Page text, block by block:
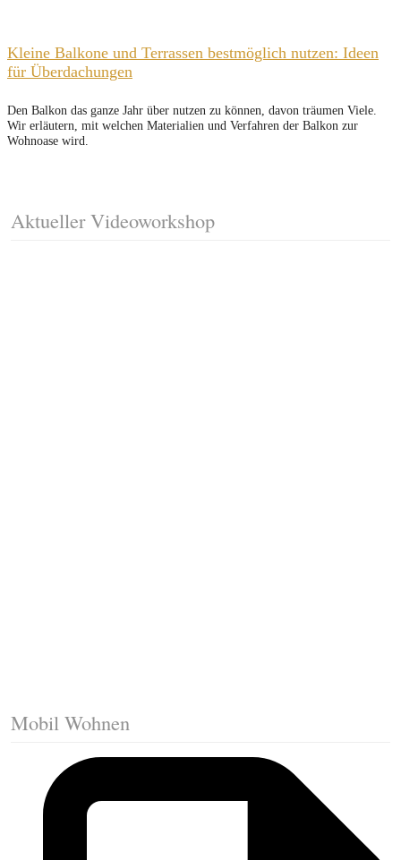
Kleine Balkone und Terrassen bestmöglich nutzen: Ideen
für Überdachungen
Den Balkon das ganze Jahr über nutzen zu können, davon träumen Viele.
Wir erläutern, mit welchen Materialien und Verfahren der Balkon zur
Wohnoase wird.
Aktueller Videoworkshop
Mobil Wohnen